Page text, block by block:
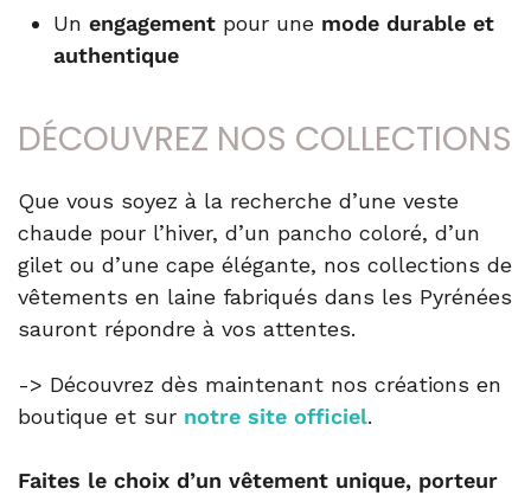
Un engagement pour une mode durable et
authentique
DÉCOUVREZ NOS COLLECTIONS
Que vous soyez à la recherche d’une veste
chaude pour l’hiver, d’un pancho coloré, d’un
gilet ou d’une cape élégante, nos collections de
vêtements en laine fabriqués dans les Pyrénées
sauront répondre à vos attentes.
-> Découvrez dès maintenant nos créations en
boutique et sur notre site officiel.
Faites le choix d’un vêtement unique, porteur